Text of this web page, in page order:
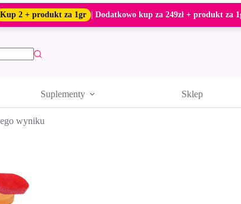
Kup 2 + produkt za 1gr | Dodatkowo kup za 249zł + produkt za
Suplementy Sklep
wyniku